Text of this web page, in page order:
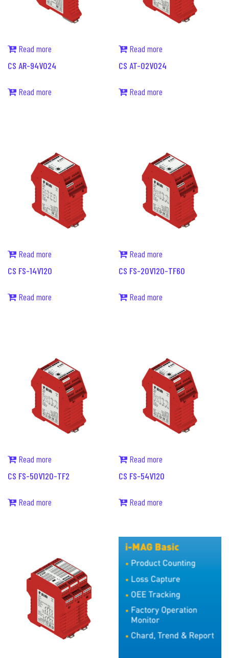
Read more
CS AR-94V024
Read more
Read more
CS AT-02V024
Read more
Read more
CS FS-14V120
Read more
Read more
CS FS-20V120-TF60
Read more
Read more
CS FS-50V120-TF2
Read more
Read more
CS FS-54V120
Read more